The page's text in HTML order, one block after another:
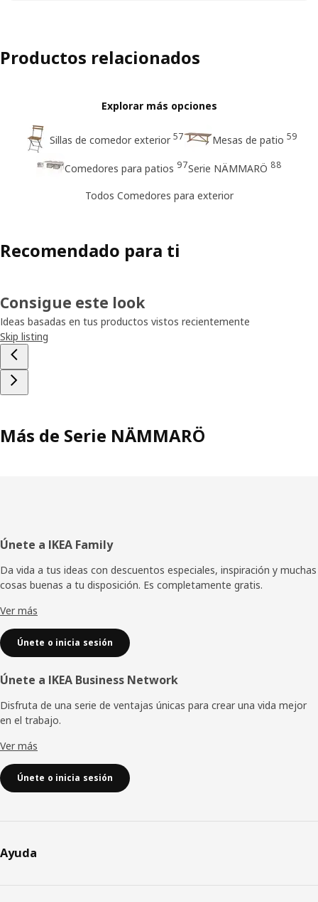
Productos relacionados
Explorar más opciones
Sillas de comedor exterior 57 Mesas de patio 59
Comedores para patios 97Serie NÄMMARÖ 88
Todos Comedores para exterior
Recomendado para ti
Consigue este look
Ideas basadas en tus productos vistos recientemente
Skip listing
Más de Serie NÄMMARÖ
Pie
de
página
Únete a IKEA Family
Da vida a tus ideas con descuentos especiales, inspiración y muchas
cosas buenas a tu disposición. Es completamente gratis.
Ver más
Únete o inicia sesión
Únete a IKEA Business Network
Disfruta de una serie de ventajas únicas para crear una vida mejor
en el trabajo.
Ver más
Únete o inicia sesión
Ayuda